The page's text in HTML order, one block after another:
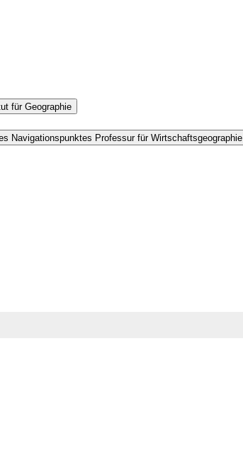
für Geographie
Navigationspunktes Professur für Wirtschaftsgeographie